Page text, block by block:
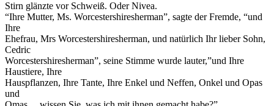
Stirn glänzte vor Schweiß. Oder Nivea.
“Ihre Mutter, Ms. Worcestershiresherman”, sagte der Fremde, “und
Ihre
Ehefrau, Mrs Worcestershiresherman, und natürlich Ihr lieber Sohn,
Cedric
Worcestershiresherman”, seine Stimme wurde lauter,”und Ihre
Haustiere, Ihre
Hauspflanzen, Ihre Tante, Ihre Enkel und Neffen, Onkel und Opas
und